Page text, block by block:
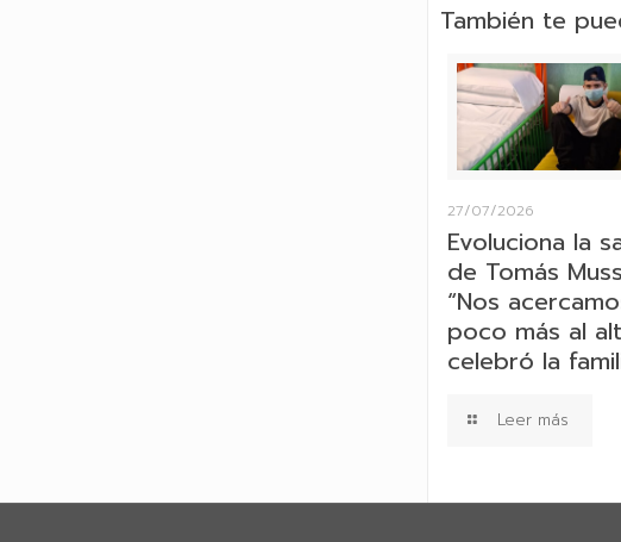
También te
27/07/2026
Evoluciona la
de Tomás
“Nos
poco más al
celebró la
Leer más